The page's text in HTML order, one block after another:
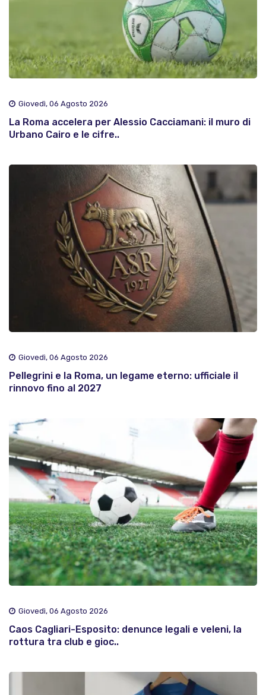
Giovedì, 06 Agosto 2026
La Roma accelera per Alessio Cacciamani: il muro di
Urbano Cairo e le cifre..
Giovedì, 06 Agosto 2026
Pellegrini e la Roma, un legame eterno: ufficiale il
rinnovo fino al 2027
Giovedì, 06 Agosto 2026
Caos Cagliari-Esposito: denunce legali e veleni, la
rottura tra club e gioc..